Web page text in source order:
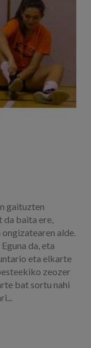
gaituzten
baita ere,
alde.
da, eta
eta elkarte
zeozer
bat sortu nahi